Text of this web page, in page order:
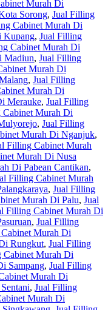
Murah Di
Sorong, Jual Filling
Cabinet Murah Di
Kupang, Jual Filling
Cabinet Murah Di
Madiun, Jual Filling
Murah Di
, Jual Filling
Murah Di
Merauke, Jual Filling
Cabinet Murah Di
, Jual Filling
Murah Di Nganjuk,
Filling Cabinet Murah
Murah Di Nusa
Di Pabean Cantikan,
Filling Cabinet Murah
, Jual Filling
Murah Di Palu, Jual
Filling Cabinet Murah Di
, Jual Filling
Murah Di
Rungkut, Jual Filling
Cabinet Murah Di
Sampang, Jual Filling
Murah Di
, Jual Filling
Murah Di